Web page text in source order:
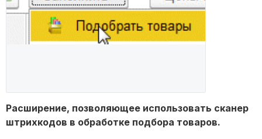
Расширение, позволяющее использовать сканер
штрихкодов в обработке подбора товаров.